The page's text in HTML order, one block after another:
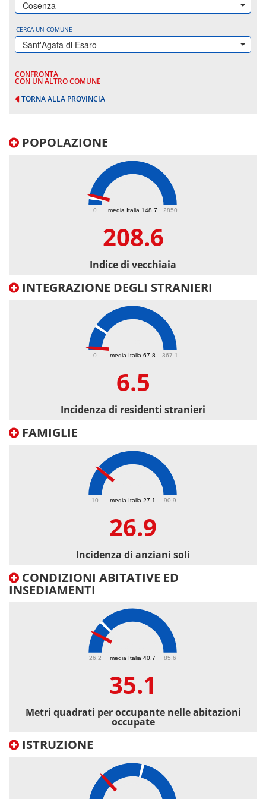
Cosenza
CERCA UN COMUNE
Sant'Agata di Esaro
CONFRONTA
CON UN ALTRO COMUNE
TORNA ALLA PROVINCIA
POPOLAZIONE
media Italia 148.7
0 2850
208.6
Indice di vecchiaia
INTEGRAZIONE DEGLI STRANIERI
media Italia 67.8
0 367.1
6.5
Incidenza di residenti stranieri
FAMIGLIE
media Italia 27.1
10 90.9
26.9
Incidenza di anziani soli
CONDIZIONI ABITATIVE ED
INSEDIAMENTI
media Italia 40.7
26.2 85.6
35.1
Metri quadrati per occupante nelle abitazioni
occupate
ISTRUZIONE